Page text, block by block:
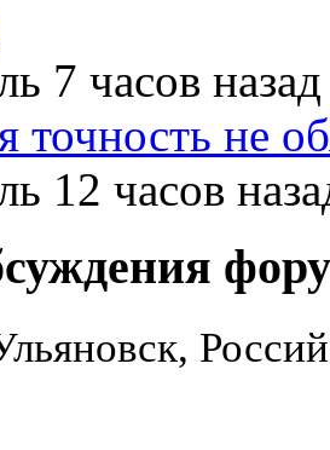
7 часов назад
точность не
12 часов